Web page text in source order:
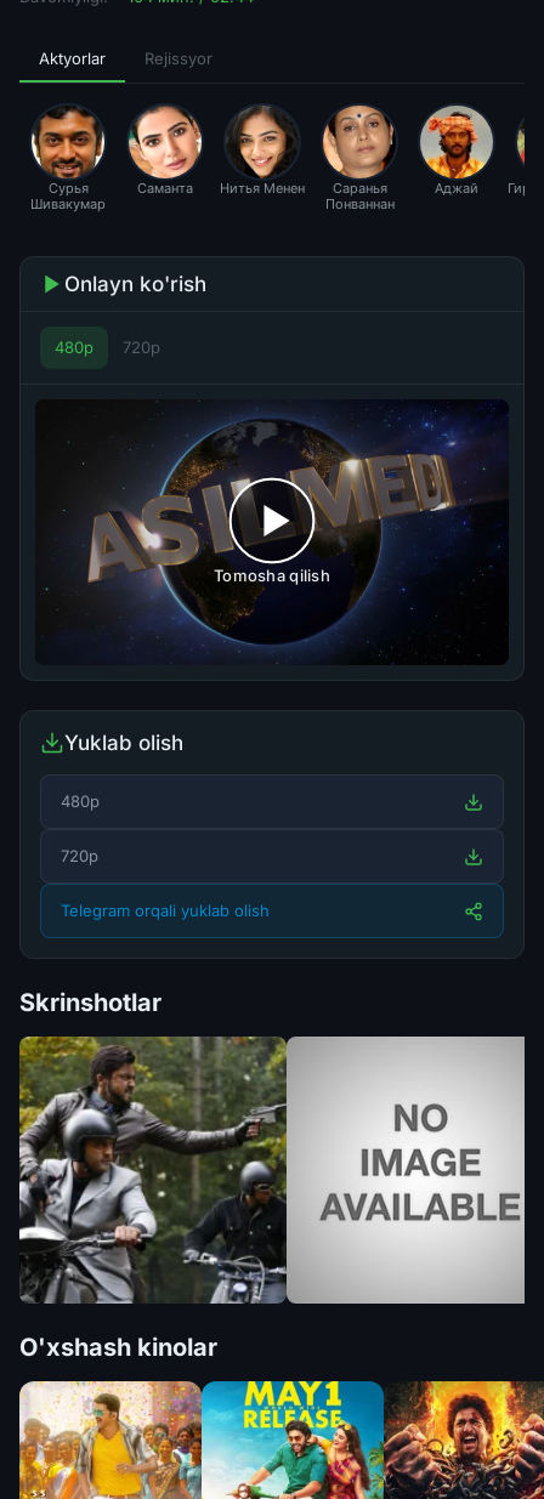
Aktyorlar Rejissyor
Сурья
Шивакумар
Саманта Нитья Менен
Саранья
Понваннан
Аджай
Onlayn ko'rish
480p 720p
Tomosha qilish
Yuklab olish
480p
720p
Telegram orqali yuklab olish
Skrinshotlar
O'xshash kinolar